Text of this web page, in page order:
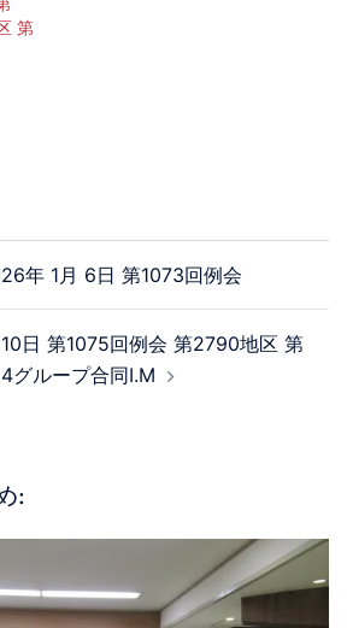
第
年 1月 6日 第1073回例会
日 第1075回例会 第2790地区 第
グループ合同I.M
: